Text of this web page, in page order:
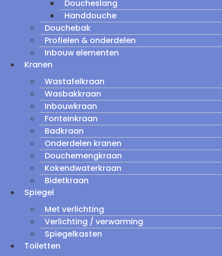
Doucheslang
Handdouche
Douchebak
Profielen & onderdelen
Inbouw elementen
Kranen
Wastafelkraan
Wasbakkraan
Inbouwkraan
Fonteinkraan
Badkraan
Onderdelen kranen
Douchemengkraan
Kokendwaterkraan
Bidetkraan
Spiegel
Met verlichting
Verlichting / verwarming
Spiegelkasten
Toiletten